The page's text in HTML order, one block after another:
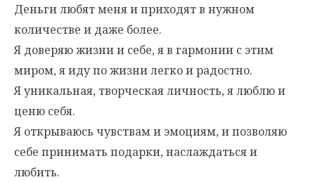
Деньги любят меня и приходят в нужном
количестве и даже более.
Я доверяю жизни и себе, я в гармонии с этим
миром, я иду по жизни легко и радостно.
Я уникальная, творческая личность, я люблю и
ценю себя.
Я открываюсь чувствам и эмоциям, и позволяю
себе принимать подарки, наслаждаться и
любить.